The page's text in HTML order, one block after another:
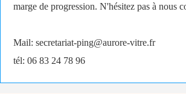
marge de progression. N'hésitez pas à nous
Mail: secretariat-ping@aurore-vitre.fr
tél: 06 83 24 78 96